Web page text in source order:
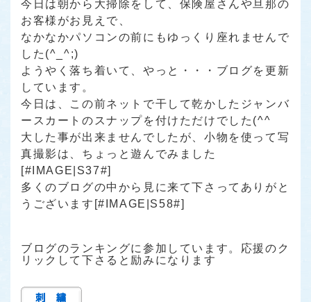
今日は朝から大掃除をして、保険屋さんや旦那の
お客様がお見えで、
なかなかパソコンの前にもゆっくり座れませんで
した(^_^;)
ようやく落ち着いて、やっと・・・ブログを更新
しています。
今日は、この前ネットで干して乾かしたジャンバ
ースカートのスナップを付けただけでした(^^ゞ
大した事が出来ませんでしたが、小物を使って写
真撮影は、ちょっと遊んでみました
[#IMAGE|S37#]
多くのブログの中から見に来て下さってありがと
うございます[#IMAGE|S58#]
ブログのランキングに参加しています。応援のク
リックして下さると励みになります